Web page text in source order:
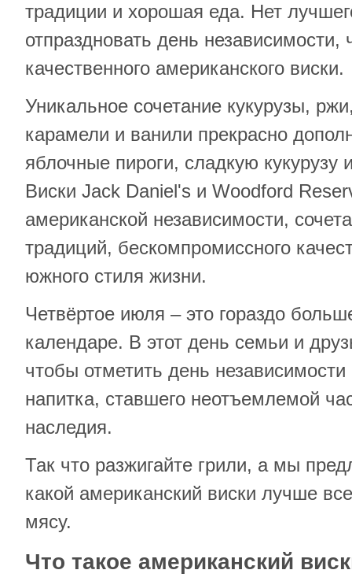
традиции и хорошая еда. Нет
отпраздновать день
качественного американского виски.
Уникальное сочетание кукурузы,
карамели и ванили прекрасно
яблочные пироги, сладкую кукурузу
Виски Jack Daniel's и Woodford
американской независимости,
традиций, бескомпромиссного
южного стиля жизни.
Четвёртое июля – это гораздо
календаре. В этот день семьи и
чтобы отметить день
напитка, ставшего неотъемлемой
наследия.
Так что разжигайте грили, а мы
какой американский виски лучше
мясу.
Что такое американский